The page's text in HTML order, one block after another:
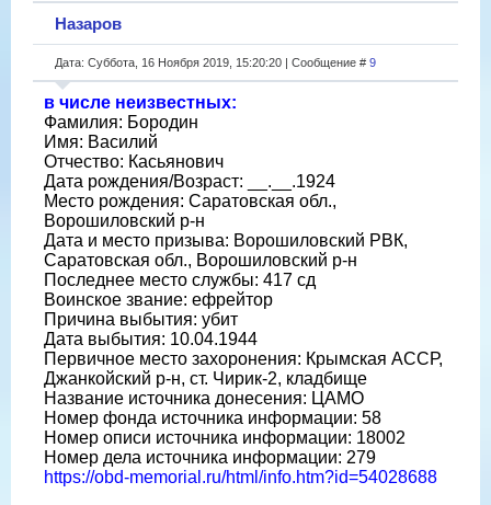
Назаров
Дата: Суббота, 16 Ноября 2019, 15:20:20 | Сообщение # 9
в числе неизвестных:
Фамилия: Бородин
Имя: Василий
Отчество: Касьянович
Дата рождения/Возраст: __.__.1924
Место рождения: Саратовская обл.,
Ворошиловский р-н
Дата и место призыва: Ворошиловский РВК,
Саратовская обл., Ворошиловский р-н
Последнее место службы: 417 сд
Воинское звание: ефрейтор
Причина выбытия: убит
Дата выбытия: 10.04.1944
Первичное место захоронения: Крымская АССР,
Джанкойский р-н, ст. Чирик-2, кладбище
Название источника донесения: ЦАМО
Номер фонда источника информации: 58
Номер описи источника информации: 18002
Номер дела источника информации: 279
https://obd-memorial.ru/html/info.htm?id=54028688